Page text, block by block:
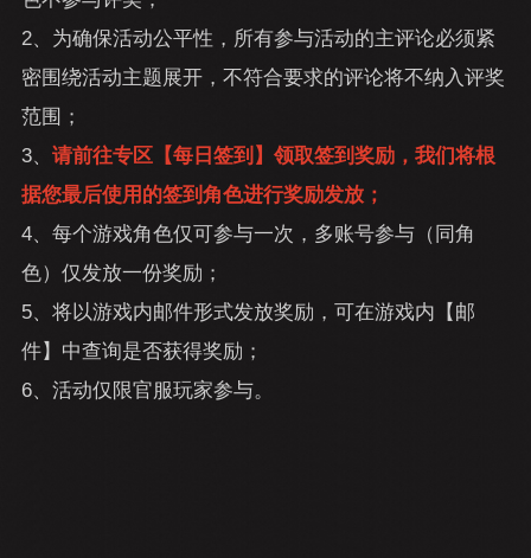
2、为确保活动公平性，所有参与活动的主评论必须紧
密围绕活动主题展开，不符合要求的评论将不纳入评奖
范围；
3、 请前往专区【每日签到】领取签到奖励，我们将根
据您最后使用的签到角色进行奖励发放；
4、每个游戏角色仅可参与一次，多账号参与（同角
色）仅发放一份奖励；
5、将以游戏内邮件形式发放奖励，可在游戏内【邮
件】中查询是否获得奖励；
6、活动仅限官服玩家参与。